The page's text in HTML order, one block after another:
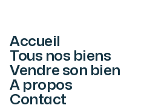
Accueil
Tous nos biens
Vendre son bien
A propos
Contact